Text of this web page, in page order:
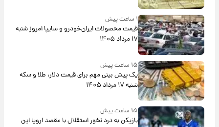
۱ ساعت پیش
قیمت محصولات ایران‌خودرو و سایپا امروز شنبه
۱۷ مرداد ۱۴۰۵
۱۵ ساعت پیش
یک پیش ‌بینی مهم برای قیمت دلار، طلا و سکه
شنبه ۱۷ مرداد ۱۴۰۵
۱۵ ساعت پیش
بازیکن به درد نخور استقلال با مقصد اروپا این